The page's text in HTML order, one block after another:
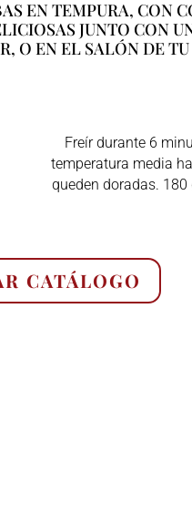
EN TEMPURA, CON
JUNTO CON
O EN EL SALÓN DE
Freír durante 6
temperatura media
queden doradas. 180
CATÁLOGO